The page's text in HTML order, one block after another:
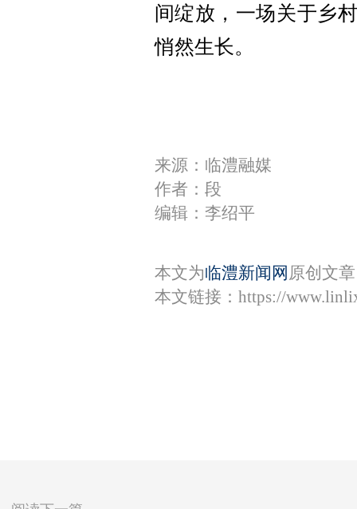
间绽放，一场关于乡
悄然生长。
来源：临澧融媒
作者：段
编辑：李绍平
本文为临澧新闻网 原创文
本文链接： https://